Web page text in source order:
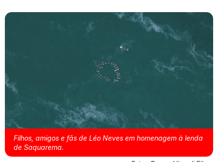
Filhos, amigos e fãs de Léo Neves em homenagem à lenda
de Saquarema.